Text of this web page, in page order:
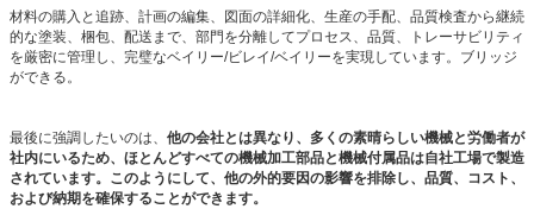
材料の購入と追跡、計画の編集、図面の詳細化、生産の手配、品質検査から継続
的な塗装、梱包、配送まで、部門を分離してプロセス、品質、トレーサビリティ
を厳密に管理し、完璧なベイリー/ビレイ/ベイリーを実現しています。ブリッジ
ができる。
最後に強調したいのは、 他の会社とは異なり、多くの素晴らしい機械と労働者が
社内にいるため、ほとんどすべての機械加工部品と機械付属品は自社工場で製造
されています。このようにして、他の外的要因の影響を排除し、品質、コスト、
および納期を確保することができます。